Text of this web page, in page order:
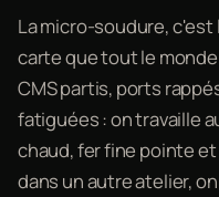
La micro-soudure,
carte que tout le
CMS partis, ports
fatiguées : on travaille
chaud, fer fine pointe
dans un autre atelier,